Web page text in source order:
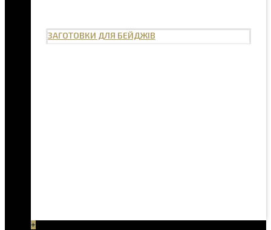
ЗАГОТОВКИ ДЛЯ БЕЙДЖІВ
+